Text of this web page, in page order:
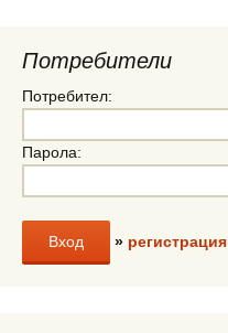
Потребители
Потребител:
Парола:
» регистрация